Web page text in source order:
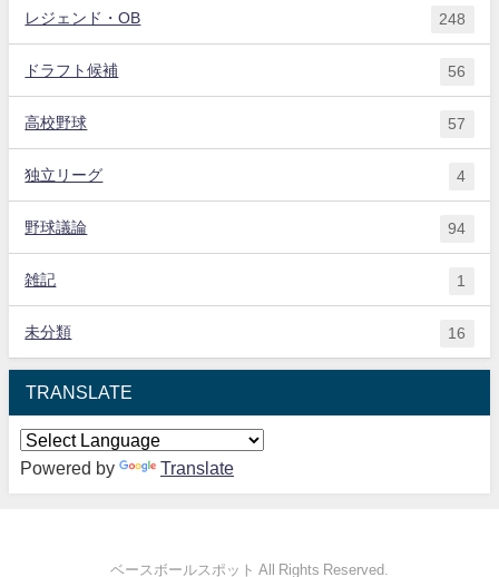
レジェンド・OB 248
ドラフト候補 56
高校野球 57
独立リーグ 4
野球議論 94
雑記 1
未分類 16
TRANSLATE
Powered by Translate
ベースボールスポット All Rights Reserved.